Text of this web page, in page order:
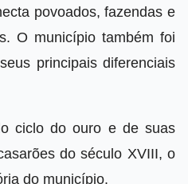
povoados, fazendas e
O município também foi
principais diferenciais
ciclo do ouro e de suas
do século XVIII, o
do município.